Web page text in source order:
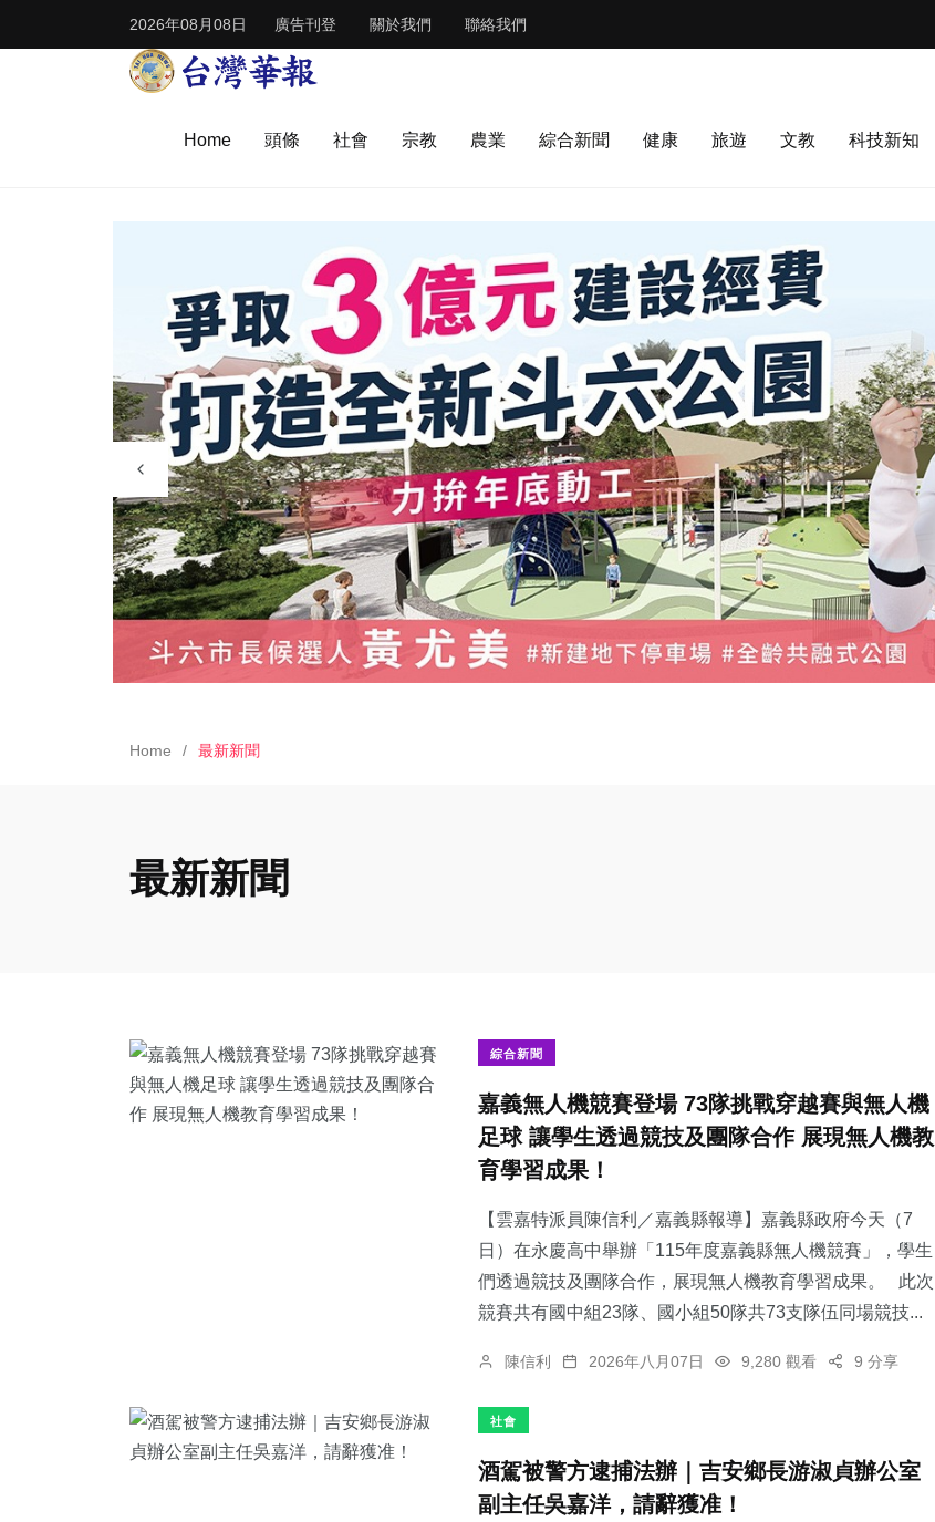
2026年08月08日 廣告刊登 關於我們 聯絡我們
Home 頭條 社會 宗教 農業 綜合新聞 健康 旅遊 文教 科技新知
Home 最新新聞
最新新聞
綜合新聞
嘉義無人機競賽登場 73隊挑戰穿越賽與無人機
足球 讓學生透過競技及團隊合作 展現無人機教
育學習成果！
【雲嘉特派員陳信利／嘉義縣報導】嘉義縣政府今天（7
日）在永慶高中舉辦「115年度嘉義縣無人機競賽」，學生
們透過競技及團隊合作，展現無人機教育學習成果。 此次
競賽共有國中組23隊、國小組50隊共73支隊伍同場競技...
陳信利 2026年八月07日 9,280 觀看 9 分享
社會
酒駕被警方逮捕法辦｜吉安鄉長游淑貞辦公室
副主任吳嘉洋，請辭獲准！